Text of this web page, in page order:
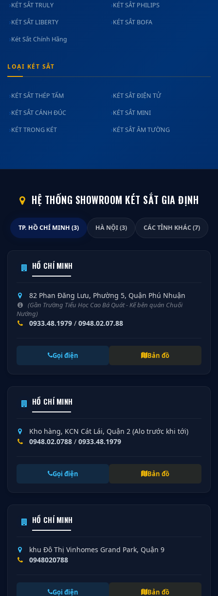
KÉT SẮT TRULY KÉT SẮT PHILIPS
KÉT SẮT LIBERTY KÉT SẮT BOFA
Két Sắt Chính Hãng
LOẠI KÉT SẮT
KÉT SẮT THÉP TẤM KÉT SẮT ĐIỆN TỬ
KÉT SẮT CÁNH ĐÚC KÉT SẮT MINI
KÉT TRONG KÉT KÉT SẮT ÂM TƯỜNG
HỆ THỐNG SHOWROOM KÉT SẮT GIA ĐỊNH
TP. HỒ CHÍ MINH (3) HÀ NỘI (3) CÁC TỈNH KHÁC (7)
HỒ CHÍ MINH
82 Phan Đăng Lưu, Phường 5, Quận Phú Nhuận
(Gần Trường Tiểu Học Cao Bá Quát - Kế bên quán Chuối
Nướng)
0933.48.1979 / 0948.02.07.88
Gọi điện Bản đồ
HỒ CHÍ MINH
Kho hàng, KCN Cát Lái, Quận 2 (Alo trước khi tới)
0948.02.0788 / 0933.48.1979
Gọi điện Bản đồ
HỒ CHÍ MINH
khu Đô Thị Vinhomes Grand Park, Quận 9
0948020788
Gọi điện Bản đồ